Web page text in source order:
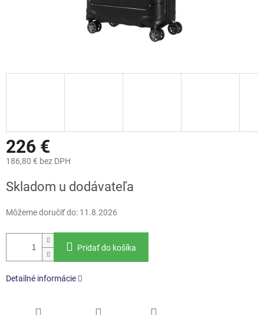
226 €
186,80 € bez DPH
cena:
Skladom u dodávateľa
Môžeme doručiť do: 11.8.2026
Pridať do košíka
Detailné informácie